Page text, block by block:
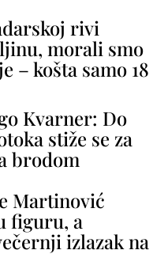
rivi
morali smo
– košta samo 18
Kvarner: Do
stiže se za
brodom
Martinović
figuru, a
izlazak na